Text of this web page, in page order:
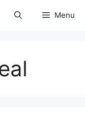
Menu